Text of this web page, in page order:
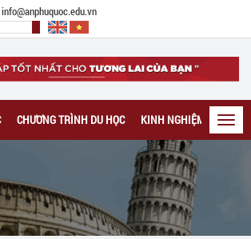
info@anphuquoc.edu.vn
CHƯƠNG TRÌNH DU HỌC KINH NGHIỆM DU HỌC